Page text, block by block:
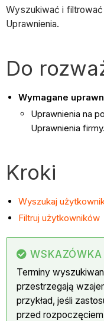
Wyszukiwać i
Uprawnienia.
Do
Wymagane
Uprawnienia na
Uprawnienia firmy.
Kroki
Wyszukaj
Filtruj użytkowników
WSKAZÓWKA
Terminy
przestrzegają
przykład, jeśli
przed